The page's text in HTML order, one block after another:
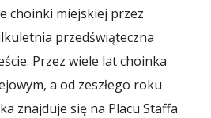
choinki miejskiej przez
przedświąteczna
Przez wiele lat choinka
a od zeszłego roku
znajduje się na Placu Staffa.